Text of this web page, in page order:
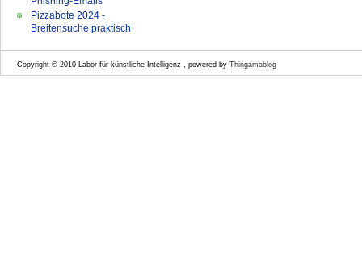
Pizzabote 2024 -
Breitensuche praktisch
Copyright © 2010 Labor für künstliche Intelligenz , powered by Thingamablog